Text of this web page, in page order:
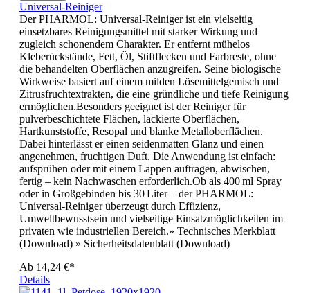
Universal-Reiniger
Der PHARMOL: Universal-Reiniger ist ein vielseitig
einsetzbares Reinigungsmittel mit starker Wirkung und
zugleich schonendem Charakter. Er entfernt mühelos
Kleberückstände, Fett, Öl, Stiftflecken und Farbreste, ohne
die behandelten Oberflächen anzugreifen. Seine biologische
Wirkweise basiert auf einem milden Lösemittelgemisch und
Zitrusfruchtextrakten, die eine gründliche und tiefe Reinigung
ermöglichen.Besonders geeignet ist der Reiniger für
pulverbeschichtete Flächen, lackierte Oberflächen,
Hartkunststoffe, Resopal und blanke Metalloberflächen.
Dabei hinterlässt er einen seidenmatten Glanz und einen
angenehmen, fruchtigen Duft. Die Anwendung ist einfach:
aufsprühen oder mit einem Lappen auftragen, abwischen,
fertig – kein Nachwaschen erforderlich.Ob als 400 ml Spray
oder in Großgebinden bis 30 Liter – der PHARMOL:
Universal-Reiniger überzeugt durch Effizienz,
Umweltbewusstsein und vielseitige Einsatzmöglichkeiten im
privaten wie industriellen Bereich.» Technisches Merkblatt
(Download) » Sicherheitsdatenblatt (Download)
Ab 14,24 €*
Details